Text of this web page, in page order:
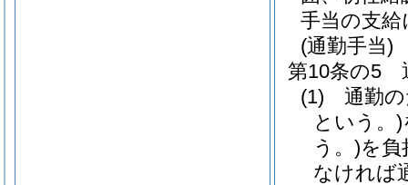
手当の支
(通勤手当)
第10条の5
(1)
通勤
という。)
う。)を
なければ